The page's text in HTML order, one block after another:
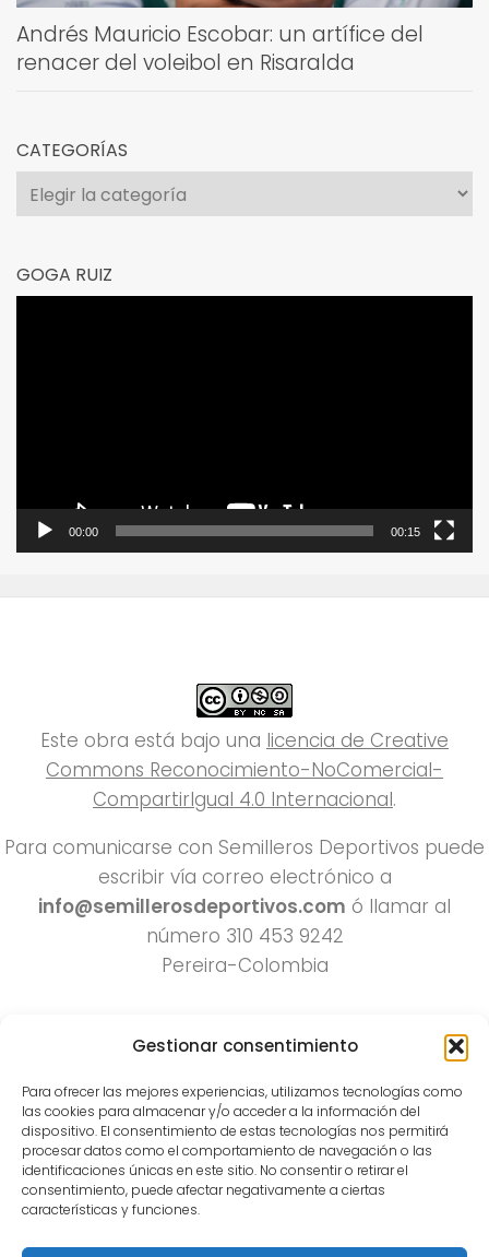
Gestionar consentimiento
Para ofrecer las mejores experiencias, utilizamos tecnologías como
las cookies para almacenar y/o acceder a la información del
dispositivo. El consentimiento de estas tecnologías nos permitirá
procesar datos como el comportamiento de navegación o las
identificaciones únicas en este sitio. No consentir o retirar el
consentimiento, puede afectar negativamente a ciertas
características y funciones.
Andrés Mauricio Escobar: un artífice del
renacer del voleibol en Risaralda
CATEGORÍAS
Categorías
GOGA RUIZ
00:00 00:15
Este obra está bajo una licencia de Creative
Commons Reconocimiento-NoComercial-
CompartirIgual 4.0 Internacional.
Para comunicarse con Semilleros Deportivos puede
escribir vía correo electrónico a
info@semillerosdeportivos.com ó llamar al
número 310 453 9242
Pereira-Colombia
Todos los derechos reservados 2022.
Funciona con - Diseñado con el